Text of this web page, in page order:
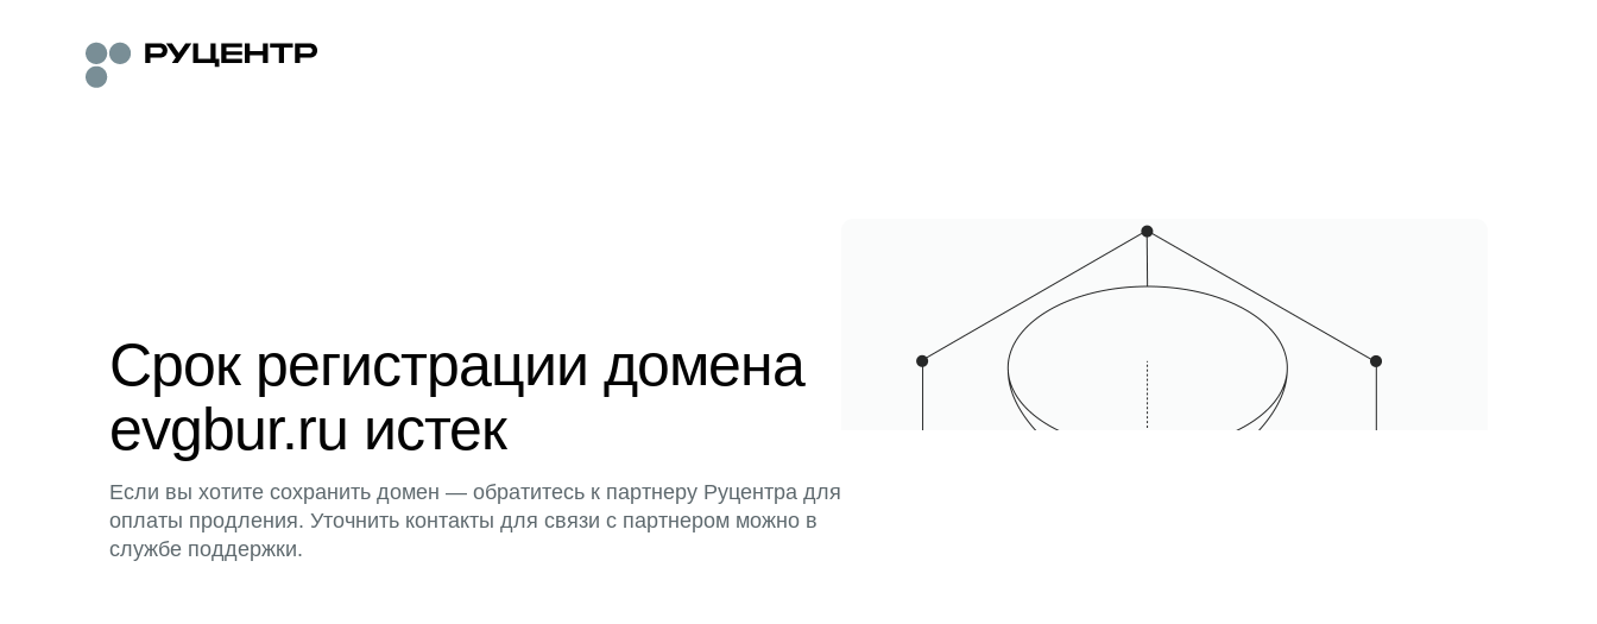
Срок регистрации домена
evgbur.ru истек
Если вы хотите сохранить домен — обратитесь к партнеру Руцентра для
оплаты продления. Уточнить контакты для связи с партнером можно в
службе поддержки.